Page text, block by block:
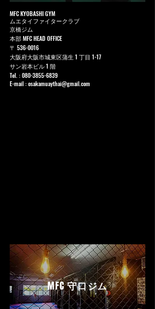
MFC KYOBASHI GYM
ムエタイファイタークラブ
京橋ジム
本部 MFC HEAD OFFICE
〒 536-0016
大阪府大阪市城東区蒲生 1 丁目 1-17
サン岩本ビル 1 階
Tel. :080-3855-6839
E-mail :osakamuaythai@gmail.com
MFC守口ジム